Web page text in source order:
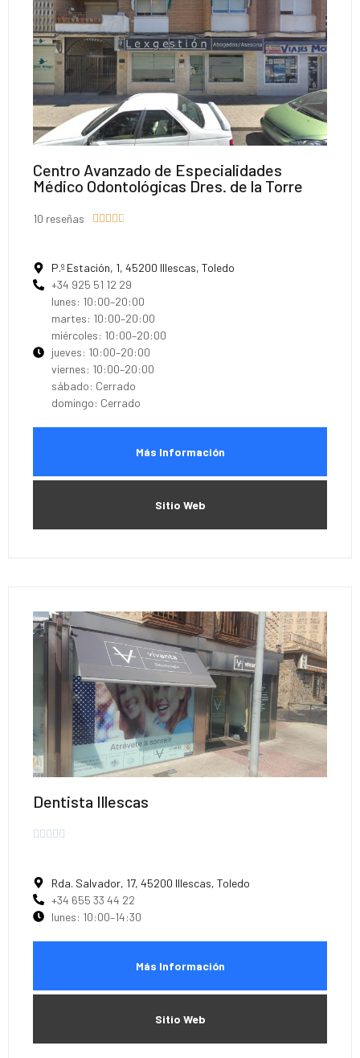
Centro Avanzado de Especialidades
Médico Odontológicas Dres. de la Torre
10 reseñas     
P.º Estación, 1, 45200 Illescas, Toledo
+34 925 51 12 29
lunes: 10:00–20:00
martes: 10:00–20:00
miércoles: 10:00–20:00
jueves: 10:00–20:00
viernes: 10:00–20:00
sábado: Cerrado
domingo: Cerrado
Más Información
Sitio Web
Dentista Illescas
    
Rda. Salvador, 17, 45200 Illescas, Toledo
+34 655 33 44 22
lunes: 10:00–14:30
Más Información
Sitio Web